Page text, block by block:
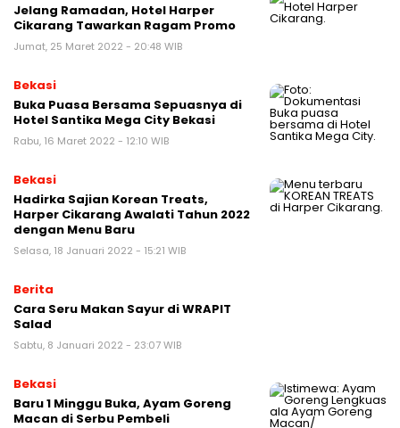
Jelang Ramadan, Hotel Harper
Cikarang Tawarkan Ragam Promo
Jumat, 25 Maret 2022 - 20:48 WIB
Bekasi
Buka Puasa Bersama Sepuasnya di
Hotel Santika Mega City Bekasi
Rabu, 16 Maret 2022 - 12:10 WIB
Bekasi
Hadirka Sajian Korean Treats,
Harper Cikarang Awalati Tahun 2022
dengan Menu Baru
Selasa, 18 Januari 2022 - 15:21 WIB
Berita
Cara Seru Makan Sayur di WRAPIT
Salad
Sabtu, 8 Januari 2022 - 23:07 WIB
Bekasi
Baru 1 Minggu Buka, Ayam Goreng
Macan di Serbu Pembeli